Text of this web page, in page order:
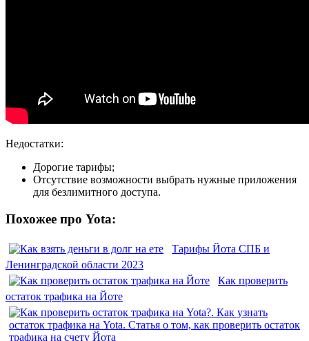
Недостатки:
Дорогие тарифы;
Отсутствие возможности выбрать нужные приложения
для безлимитного доступа.
Похожее про Yota:
Тарифы Йота СПБ и
Ленинградской области 2023
Как проверить
остаток трафика на Йоте